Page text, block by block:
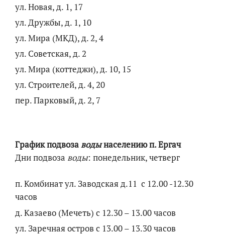
ул. Новая, д. 1, 17
ул. Дружбы, д. 1, 10
ул. Мира (МКД), д. 2, 4
ул. Советская, д. 2
ул. Мира (коттеджи), д. 10, 15
ул. Строителей, д. 4, 20
пер. Парковый, д. 2, 7
График подвозаводынаселению п. Ергач
Дни подвоза воды: понедельник, четверг
п. Комбинат ул. Заводская д.11 с 12.00 -12.30
часов
д. Казаево (Мечеть) с 12.30 – 13.00 часов
ул. Заречная остров с 13.00 – 13.30 часов